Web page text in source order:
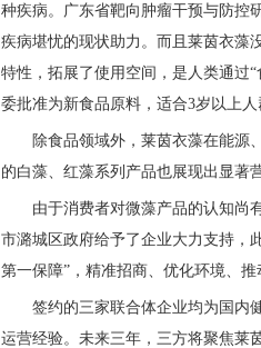
种疾病。广东省靶向肿瘤干预与防控
疾病堪忧的现状助力。而且莱茵衣藻
特性，拓展了使用空间，是人类通过
委批准为新食品原料，适合3岁以上人
除食品领域外，莱茵衣藻在能源
的白藻、红藻系列产品也展现出显著
由于消费者对微藻产品的认知尚
市潞城区政府给予了企业大力支持，
第一保障”，精准招商、优化环境、推
签约的三家联合体企业均为国内
运营经验。未来三年，三方将聚焦莱